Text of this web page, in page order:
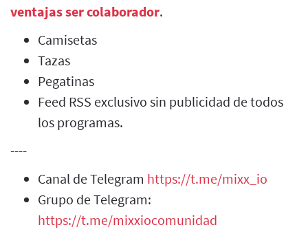
ventajas ser colaborador.
Camisetas
Tazas
Pegatinas
Feed RSS exclusivo sin publicidad de todos
los programas.
----
Canal de Telegram https://t.me/mixx_io
Grupo de Telegram:
https://t.me/mixxiocomunidad